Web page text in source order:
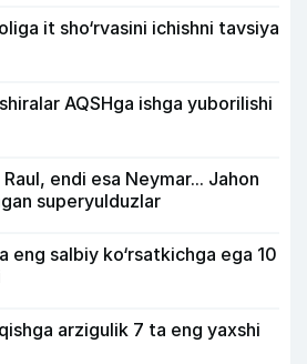
it sho‘rvasini ichishni tavsiya
AQSHga ishga yuborilishi
endi esa Neymar... Jahon
superyulduzlar
eng salbiy ko‘rsatkichga ega 10
arzigulik 7 ta eng yaxshi